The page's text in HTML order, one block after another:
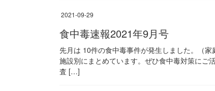
2021-09-29
食中毒速報2021年9月号
先月は 10件の食中毒事件が発生しました。（家
施設別にまとめています。ぜひ食中毒対策に
査 […]